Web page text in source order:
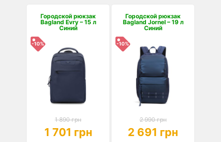
Городской рюкзак
Bagland Evry – 15 л
Синий
-10%
1 890 грн
1 701 грн
Городской рюкзак
Bagland Jornel – 19 л
Синий
-10%
2 990 грн
2 691 грн